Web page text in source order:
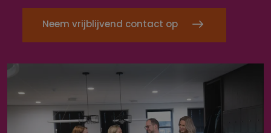
Neem vrijblijvend contact op